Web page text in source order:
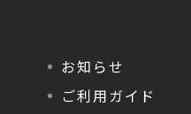
お知らせ
ご利用ガイド